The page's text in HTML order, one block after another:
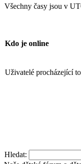
Všechny časy jsou v
Kdo je online
Uživatelé procházející
Hledat: